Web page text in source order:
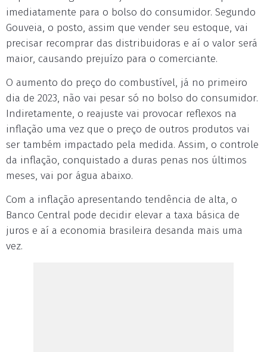
imediatamente para o bolso do consumidor. Segundo
Gouveia, o posto, assim que vender seu estoque, vai
precisar recomprar das distribuidoras e aí o valor será
maior, causando prejuízo para o comerciante.
O aumento do preço do combustível, já no primeiro
dia de 2023, não vai pesar só no bolso do consumidor.
Indiretamente, o reajuste vai provocar reflexos na
inflação uma vez que o preço de outros produtos vai
ser também impactado pela medida. Assim, o controle
da inflação, conquistado a duras penas nos últimos
meses, vai por água abaixo.
Com a inflação apresentando tendência de alta, o
Banco Central pode decidir elevar a taxa básica de
juros e aí a economia brasileira desanda mais uma
vez.